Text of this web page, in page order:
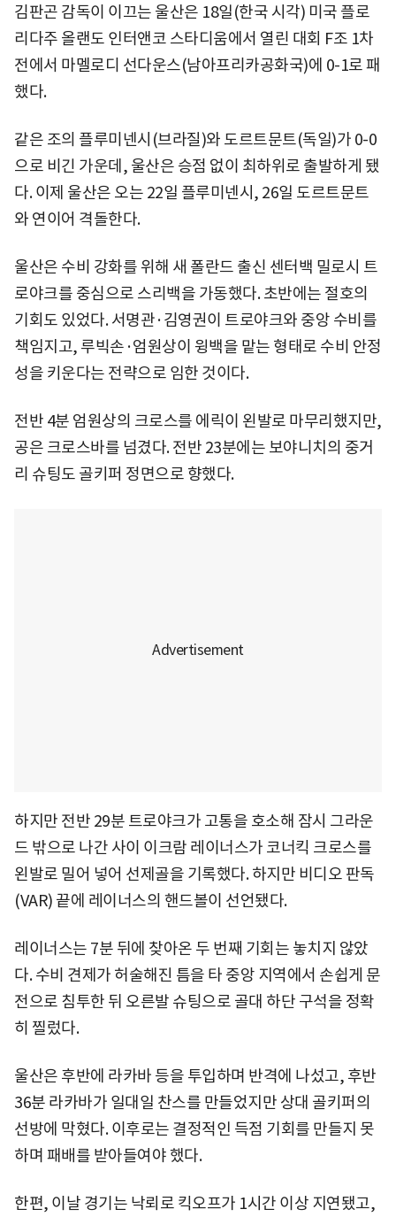
김판곤 감독이 이끄는 울산은 18일(한국 시각) 미국 플로
리다주 올랜도 인터앤코 스타디움에서 열린 대회 F조 1차
전에서 마멜로디 선다운스(남아프리카공화국)에 0-1로 패
했다.
같은 조의 플루미넨시(브라질)와 도르트문트(독일)가 0-0
으로 비긴 가운데, 울산은 승점 없이 최하위로 출발하게 됐
다. 이제 울산은 오는 22일 플루미넨시, 26일 도르트문트
와 연이어 격돌한다.
울산은 수비 강화를 위해 새 폴란드 출신 센터백 밀로시 트
로야크를 중심으로 스리백을 가동했다. 초반에는 절호의
기회도 있었다. 서명관·김영권이 트로야크와 중앙 수비를
책임지고, 루빅손·엄원상이 윙백을 맡는 형태로 수비 안정
성을 키운다는 전략으로 임한 것이다.
전반 4분 엄원상의 크로스를 에릭이 왼발로 마무리했지만,
공은 크로스바를 넘겼다. 전반 23분에는 보야니치의 중거
리 슈팅도 골키퍼 정면으로 향했다.
하지만 전반 29분 트로야크가 고통을 호소해 잠시 그라운
드 밖으로 나간 사이 이크람 레이너스가 코너킥 크로스를
왼발로 밀어 넣어 선제골을 기록했다. 하지만 비디오 판독
(VAR) 끝에 레이너스의 핸드볼이 선언됐다.
레이너스는 7분 뒤에 찾아온 두 번째 기회는 놓치지 않았
다. 수비 견제가 허술해진 틈을 타 중앙 지역에서 손쉽게 문
전으로 침투한 뒤 오른발 슈팅으로 골대 하단 구석을 정확
히 찔렀다.
울산은 후반에 라카바 등을 투입하며 반격에 나섰고, 후반
36분 라카바가 일대일 찬스를 만들었지만 상대 골키퍼의
선방에 막혔다. 이후로는 결정적인 득점 기회를 만들지 못
하며 패배를 받아들여야 했다.
한편, 이날 경기는 낙뢰로 킥오프가 1시간 이상 지연됐고,